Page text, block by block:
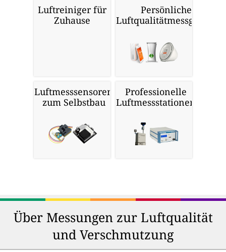
Luftreiniger für
Zuhause
Persönliche
Luftqualitätmessgeräte
Luftmesssensoren
zum Selbstbau
Professionelle
Luftmessstationen
Über Messungen zur Luftqualität
und Verschmutzung